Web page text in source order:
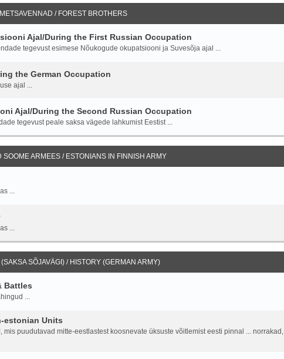
METSAVENNAD / FOREST BROTHERS
Ajal/During the First Russian Occupation
tegevust esimese Nõukogude okupatsiooni ja Suvesõja ajal ...
the German Occupation
ajal ...
Ajal/During the Second Russian Occupation
tegevust peale saksa vägede lahkumist Eestist ...
SOOME ARMEES / ESTONIANS IN FINNISH ARMY
...
...
SÕJAVÄGI) / HISTORY (GERMAN ARMY)
Battles
...
estonian Units
puudutavad mitte-eestlastest koosnevate üksuste võitlemist eesti pinnal ... norrakad,